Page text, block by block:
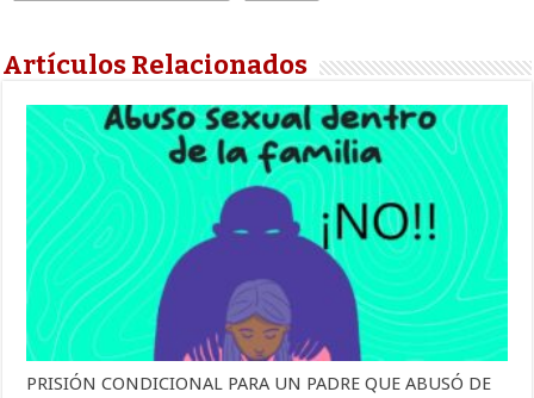
Artículos Relacionados
PRISIÓN CONDICIONAL PARA UN PADRE QUE ABUSÓ DE